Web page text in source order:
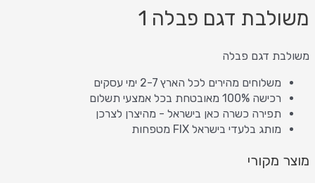
משולבת דגם פבלה 1
משולבת דגם פבלה
משלוחים מהירים לכל הארץ 2-7 ימי עסקים
רכישה 100% מאובטחת בכל אמצעי תשלום
תפירה כשרה כאן בישראל - מהיצרן לצרכן
מותג בלעדי בישראל FIX מטפחות
מוצר מקורי